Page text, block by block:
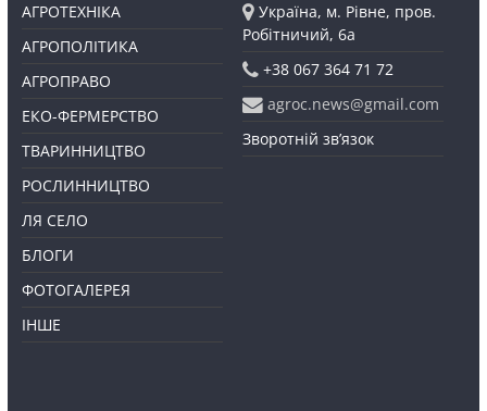
АГРОТЕХНІКА
АГРОПОЛІТИКА
АГРОПРАВО
ЕКО-ФЕРМЕРСТВО
ТВАРИННИЦТВО
РОСЛИННИЦТВО
ЛЯ СЕЛО
БЛОГИ
ФОТОГАЛЕРЕЯ
ІНШЕ
Україна, м. Рівне, пров.
Робітничий, 6а
+38 067 364 71 72
agroc.news@gmail.com
Зворотній зв’язок